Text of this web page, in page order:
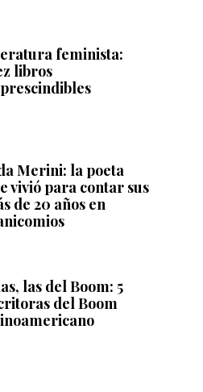
feminista:
libros
Merini: la poeta
vivió para contar sus
de 20 años en
las del Boom: 5
del Boom